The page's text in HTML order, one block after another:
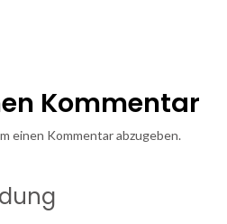
Kommentar
einen Kommentar abzugeben.